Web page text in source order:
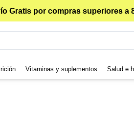
Gratis por compras superiores a
Vitaminas y suplementos Salud e